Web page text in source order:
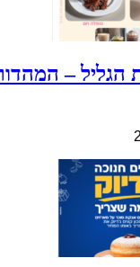
הגליל –